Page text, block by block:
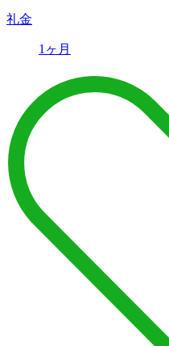
礼金
1ヶ月